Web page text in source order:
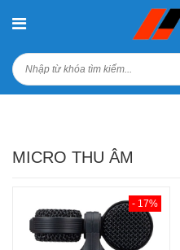
MICRO THU ÂM
- 17%